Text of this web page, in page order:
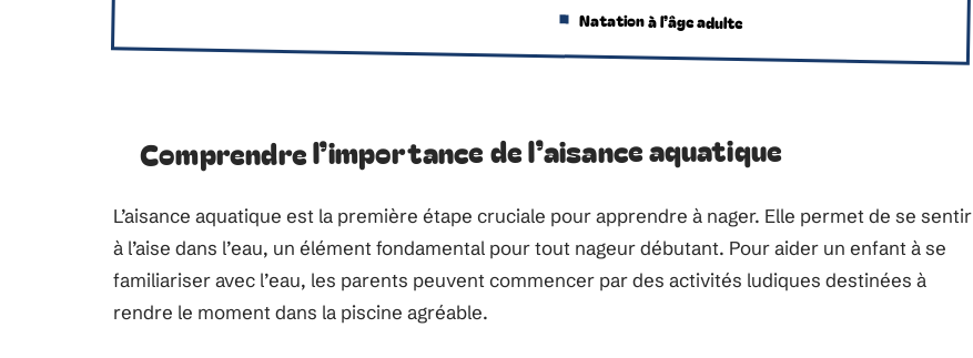
Natation à l’âge adulte
Comprendre l’importance de l’aisance aquatique
L’aisance aquatique est la première étape cruciale pour apprendre à nager. Elle permet de se sentir
à l’aise dans l’eau, un élément fondamental pour tout nageur débutant. Pour aider un enfant à se
familiariser avec l’eau, les parents peuvent commencer par des activités ludiques destinées à
rendre le moment dans la piscine agréable.